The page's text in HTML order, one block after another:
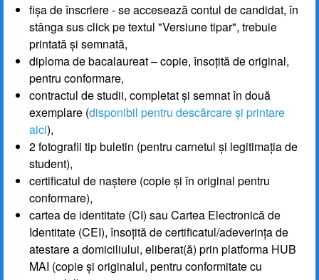
fișa de înscriere - se accesează contul de candidat, în
stânga sus click pe textul "Versiune tipar", trebuie
printată și semnată,
diploma de bacalaureat – copie, însoțită de original,
pentru conformare,
contractul de studii, completat și semnat în două
exemplare (disponibil pentru descărcare și printare
aici),
2 fotografii tip buletin (pentru carnetul și legitimația de
student),
certificatul de naștere (copie și în original pentru
conformare),
cartea de identitate (CI) sau Cartea Electronică de
Identitate (CEI), însoțită de certificatul/adeverința de
atestare a domiciliului, eliberat(ă) prin platforma HUB
MAI (copie și originalul, pentru conformitate cu